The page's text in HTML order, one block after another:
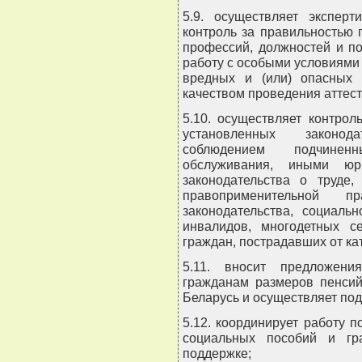
5.9. осуществляет
контроль за правильностью
профессий, должностей и
работу с особыми условиями
вредных и (или) опасных
качеством проведения
5.10. осуществляет
установленных
соблюдением
обслуживания, иными
законодательства о
правоприменительной
законодательства,
инвалидов, многодетных
граждан, пострадавших от
5.11. вносит
гражданам размеров
Беларусь и осуществляет
5.12. координирует работу
социальных пособий и
поддержке;